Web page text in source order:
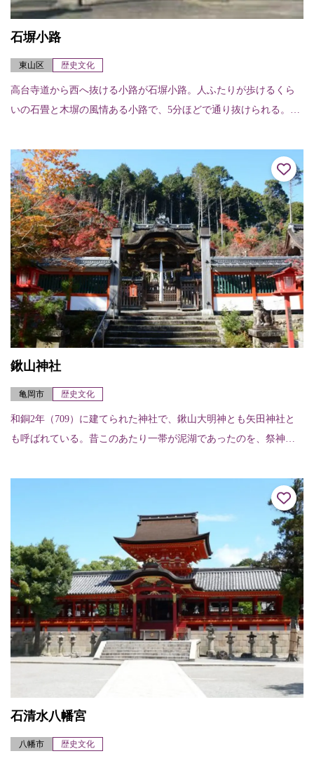
石塀小路
東山区 歴史文化
高台寺道から西へ抜ける小路が石塀小路。人ふたりが歩けるくら
いの石畳と木塀の風情ある小路で、5分ほどで通り抜けられる。両
へ二年坂、産寧坂と...
鍬山神社
亀岡市 歴史文化
和銅2年（709）に建てられた神社で、鍬山大明神とも矢田神社と
も呼ばれている。昔このあたり一帯が泥湖であったのを、祭神の
りをあたえた。そ...
石清水八幡宮
八幡市 歴史文化